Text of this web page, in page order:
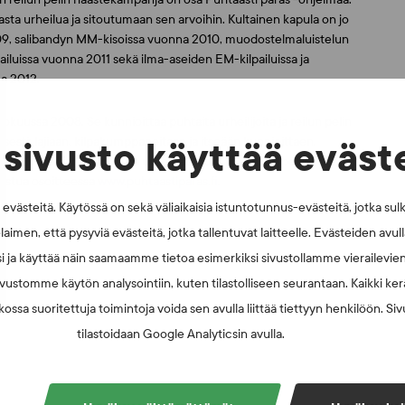
sivusto käyttää
Käytössä on sekä väliaikaisia istuntotunnus-evästeitä, jotka
että pysyviä evästeitä, jotka tallentuvat laitteelle. Evästeiden
ja käyttää näin saamaamme tietoa esimerkiksi sivustollamme
käytön analysointiin, kuten tilastolliseen seurantaan. Kaikki
suoritettuja toimintoja voida sen avulla liittää tiettyyn henkilöön.
tilastoidaan Google Analyticsin avulla.
urheilua ja sitoutumaan sen arvoihin. Kultainen kapula on jo
salibandyn MM-kisoissa vuonna 2010, muodostelmaluistelun
vuonna 2011 sekä ilma-aseiden EM-kilpailuissa ja
2012.
2008. Se kunnioittaa puhtaita urheilijoita ja reilun pelin
lajiaan, kilpakumppaneitaan ja itseään kunnioittaen.
urheilijan lähipiirin ja urheilijat mukaan reiluun peliin.
osoitteessa
www.puhtaastiparas.fi